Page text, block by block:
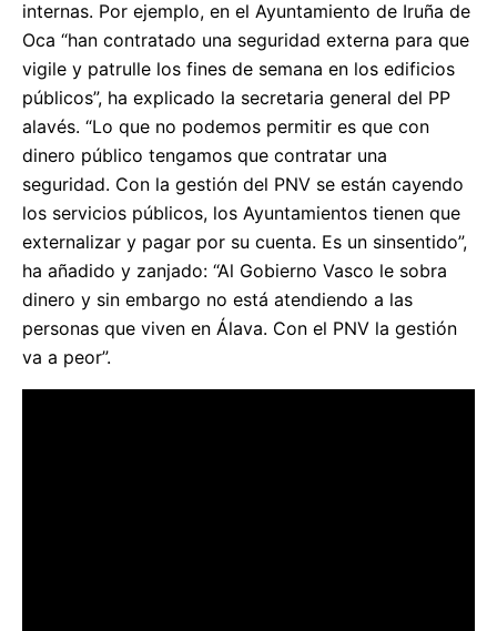
internas. Por ejemplo, en el Ayuntamiento de Iruña de
Oca “han contratado una seguridad externa para que
vigile y patrulle los fines de semana en los edificios
públicos”, ha explicado la secretaria general del PP
alavés. “Lo que no podemos permitir es que con
dinero público tengamos que contratar una
seguridad. Con la gestión del PNV se están cayendo
los servicios públicos, los Ayuntamientos tienen que
externalizar y pagar por su cuenta. Es un sinsentido”,
ha añadido y zanjado: “Al Gobierno Vasco le sobra
dinero y sin embargo no está atendiendo a las
personas que viven en Álava. Con el PNV la gestión
va a peor”.